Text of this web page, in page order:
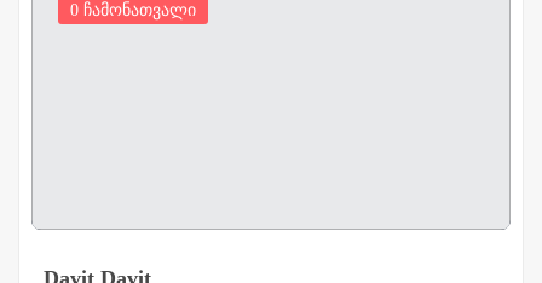
0 ჩამონათვალი
Davit Davit